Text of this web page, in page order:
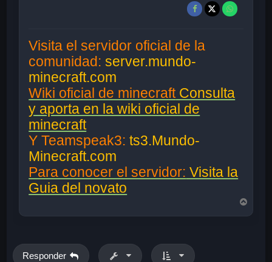
Visita el servidor oficial de la
comunidad: server.mundo-
minecraft.com
Wiki oficial de minecraftConsulta
y aporta en la wiki oficial de
minecraft
Y Teamspeak3:ts3.Mundo-
Minecraft.com
Para conocer el servidor: Visita la
Guia del novato
Responder